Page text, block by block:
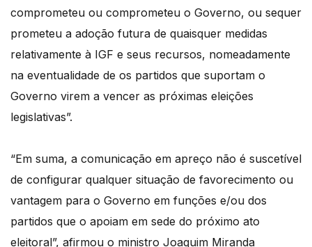
comprometeu ou comprometeu o Governo, ou sequer
prometeu a adoção futura de quaisquer medidas
relativamente à IGF e seus recursos, nomeadamente
na eventualidade de os partidos que suportam o
Governo virem a vencer as próximas eleições
legislativas”.
“Em suma, a comunicação em apreço não é suscetível
de configurar qualquer situação de favorecimento ou
vantagem para o Governo em funções e/ou dos
partidos que o apoiam em sede do próximo ato
eleitoral”, afirmou o ministro Joaquim Miranda